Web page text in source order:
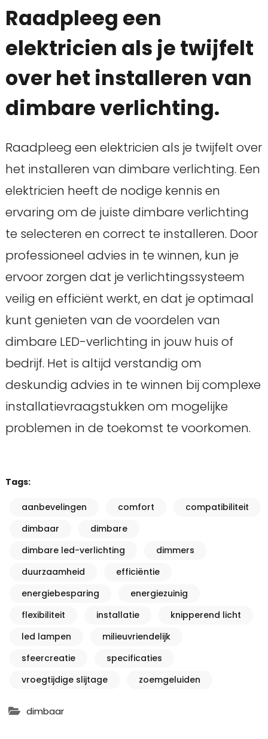
Raadpleeg een
elektricien als je twijfelt
over het installeren van
dimbare verlichting.
Raadpleeg een elektricien als je twijfelt over
het installeren van dimbare verlichting. Een
elektricien heeft de nodige kennis en
ervaring om de juiste dimbare verlichting
te selecteren en correct te installeren. Door
professioneel advies in te winnen, kun je
ervoor zorgen dat je verlichtingssysteem
veilig en efficiënt werkt, en dat je optimaal
kunt genieten van de voordelen van
dimbare LED-verlichting in jouw huis of
bedrijf. Het is altijd verstandig om
deskundig advies in te winnen bij complexe
installatievraagstukken om mogelijke
problemen in de toekomst te voorkomen.
Tags:
aanbevelingen comfort
compatibiliteit
dimbaar
dimbare
dimbare led-verlichting
dimmers
duurzaamheid
efficiëntie
energiebesparing
energiezuinig
flexibiliteit
installatie
knipperend licht
led lampen
milieuvriendelijk
sfeercreatie
specificaties
vroegtijdige slijtage
zoemgeluiden
dimbaar